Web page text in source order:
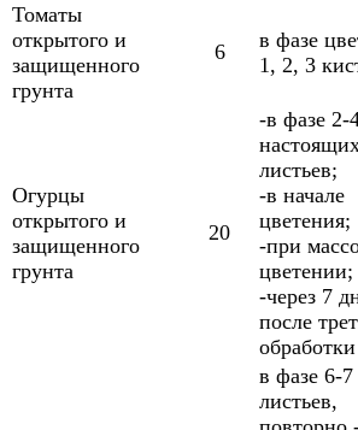
Томаты
открытого и
защищенного
грунта
6
в фазе
1, 2, 3
Огурцы
открытого и
защищенного
грунта
20
-в фазе 2-
листьев;
-в начале
цветения;
-при
цветении;
-через 7
после
обработки
в фазе 6-7
листьев,